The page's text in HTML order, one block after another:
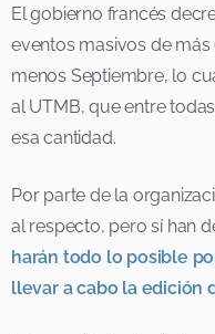
El gobierno francés
eventos masivos de
menos Septiembre, lo
al UTMB, que entre
esa cantidad.
Por parte de la
al respecto, pero sí han
harán todo lo posible
llevar a cabo la edición